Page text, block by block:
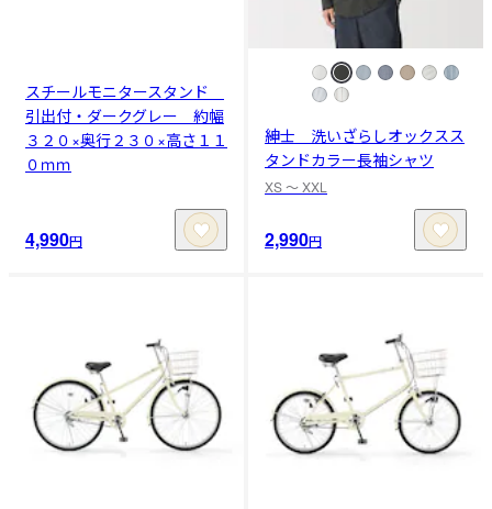
スチールモニタースタンド
引出付・ダークグレー 約幅
３２０×奥行２３０×高さ１１
０ｍｍ
4,990円
紳士 洗いざらしオックスス
タンドカラー長袖シャツ
XS 〜 XXL
2,990円